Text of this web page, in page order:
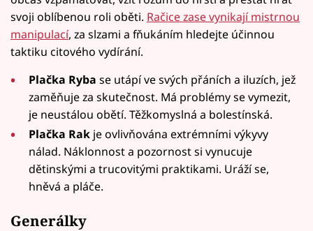
svoji oblíbenou roli oběti. Račice zase vynikají mistrnou
manipulací, za slzami a fňukáním hledejte účinnou
taktiku citového vydírání.
Plačka Ryba se utápí ve svých přáních a iluzích, jež
zaměňuje za skutečnost. Má problémy se vymezit,
je neustálou obětí. Těžkomyslná a bolestínská.
Plačka Rak je ovlivňována extrémními výkyvy
nálad. Náklonnost a pozornost si vynucuje
dětinskými a trucovitými praktikami. Uráží se,
hněvá a pláče.
Generálky